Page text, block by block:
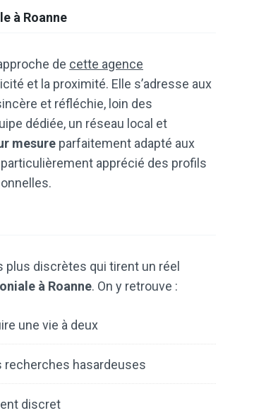
à Roanne
de cette agence
et la proximité. Elle s’adresse aux
et réfléchie, loin des
dédiée, un réseau local et
mesure parfaitement adapté aux
apprécié des profils
discrètes qui tirent un réel
à Roanne. On y retrouve :
une vie à deux
recherches hasardeuses
discret